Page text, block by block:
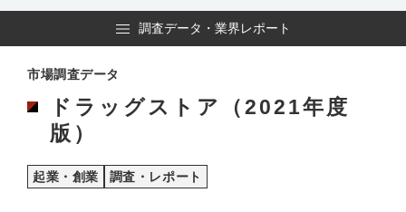
調査データ・業界レポート
市場調査データ
ドラッグストア（2021年度
版）
起業・創業 調査・レポート